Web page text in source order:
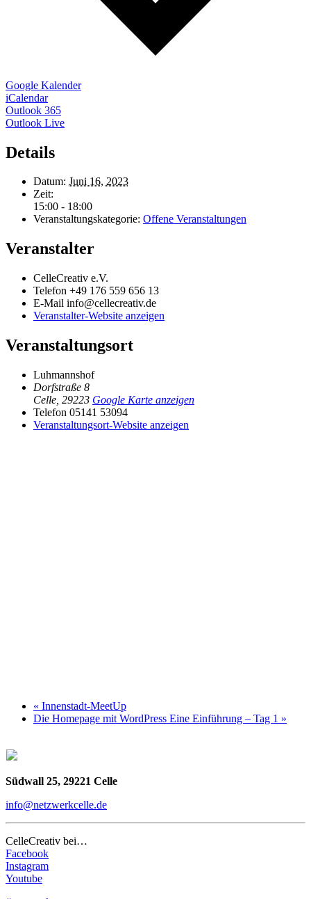
Google Kalender
iCalendar
Outlook 365
Outlook Live
Details
Datum: Juni 16, 2023
Zeit:
15:00 - 18:00
Veranstaltungskategorie: Offene Veranstaltungen
Veranstalter
CelleCreativ e.V.
Telefon +49 176 559 656 13
E-Mail info@cellecreativ.de
Veranstalter-Website anzeigen
Veranstaltungsort
Luhmannshof
Dorfstraße 8
Celle 29223 Google Karte anzeigen
Telefon 05141 53094
Veranstaltungsort-Website anzeigen
« Innenstadt-MeetUp
Die Homepage mit WordPress Eine Einführung – Tag 1 »
Südwall 25, 29221 Celle
info@netzwerkcelle.de
CelleCreativ bei…
Facebook
Instagram
Youtube